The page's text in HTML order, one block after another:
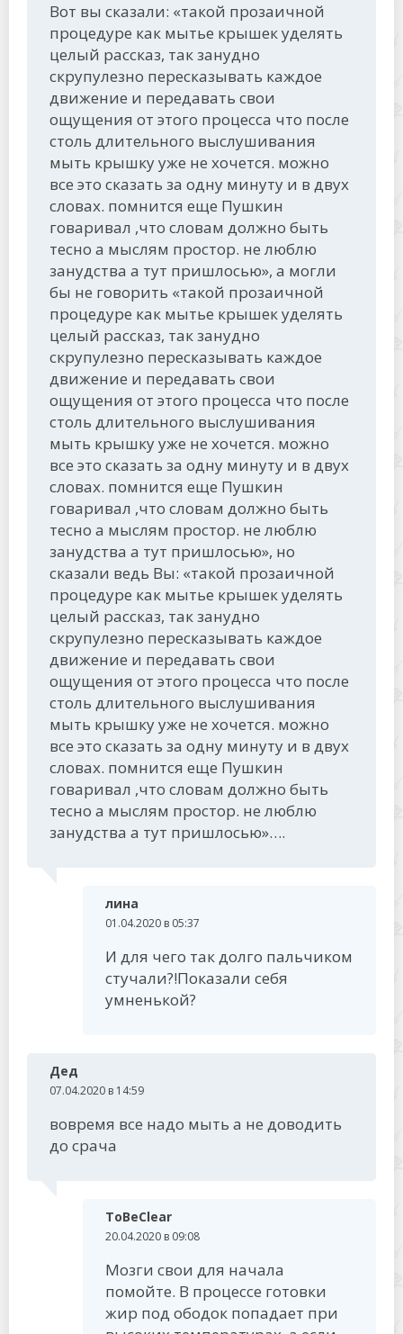
Вот вы сказали: «такой прозаичной
процедуре как мытье крышек уделять
целый рассказ, так занудно
скрупулезно пересказывать каждое
движение и передавать свои
ощущения от этого процесса что после
столь длительного выслушивания
мыть крышку уже не хочется. можно
все это сказать за одну минуту и в двух
словах. помнится еще Пушкин
говаривал ,что словам должно быть
тесно а мыслям простор. не люблю
занудства а тут пришлосью», а могли
бы не говорить «такой прозаичной
процедуре как мытье крышек уделять
целый рассказ, так занудно
скрупулезно пересказывать каждое
движение и передавать свои
ощущения от этого процесса что после
столь длительного выслушивания
мыть крышку уже не хочется. можно
все это сказать за одну минуту и в двух
словах. помнится еще Пушкин
говаривал ,что словам должно быть
тесно а мыслям простор. не люблю
занудства а тут пришлосью», но
сказали ведь Вы: «такой прозаичной
процедуре как мытье крышек уделять
целый рассказ, так занудно
скрупулезно пересказывать каждое
движение и передавать свои
ощущения от этого процесса что после
столь длительного выслушивания
мыть крышку уже не хочется. можно
все это сказать за одну минуту и в двух
словах. помнится еще Пушкин
говаривал ,что словам должно быть
тесно а мыслям простор. не люблю
занудства а тут пришлосью»….
лина
01.04.2020 в 05:37
И для чего так долго пальчиком
стучали?!Показали себя
умненькой?
Дед
07.04.2020 в 14:59
вовремя все надо мыть а не доводить
до срача
ToBeClear
20.04.2020 в 09:08
Мозги свои для начала
помойте. В процессе готовки
жир под ободок попадает при